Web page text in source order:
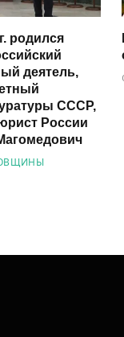
родился
деятель,
СССР,
России